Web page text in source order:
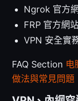
Ngrok 官方
FRP 官方網
VPN 安全實
FAQ Section 电
做法與常見問題